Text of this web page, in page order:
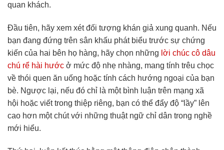
quan khách.
Đầu tiên, hãy xem xét đối tượng khán giả xung quanh. Nếu
bạn đang đứng trên sân khấu phát biểu trước sự chứng
kiến của hai bên họ hàng, hãy chọn những lời chúc cô dâu
chú rể hài hước ở mức độ nhẹ nhàng, mang tính trêu chọc
về thói quen ăn uống hoặc tính cách hướng ngoại của bạn
bè. Ngược lại, nếu đó chỉ là một bình luận trên mạng xã
hội hoặc viết trong thiệp riêng, bạn có thể đẩy độ “lầy” lên
cao hơn một chút với những thuật ngữ chỉ dân trong nghề
mới hiểu.